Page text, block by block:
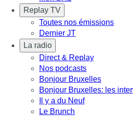
Replay TV
Toutes nos émissions
Dernier JT
La radio
Direct & Replay
Nos podcasts
Bonjour Bruxelles
Bonjour Bruxelles: les
Il y a du Neuf
Le Brunch